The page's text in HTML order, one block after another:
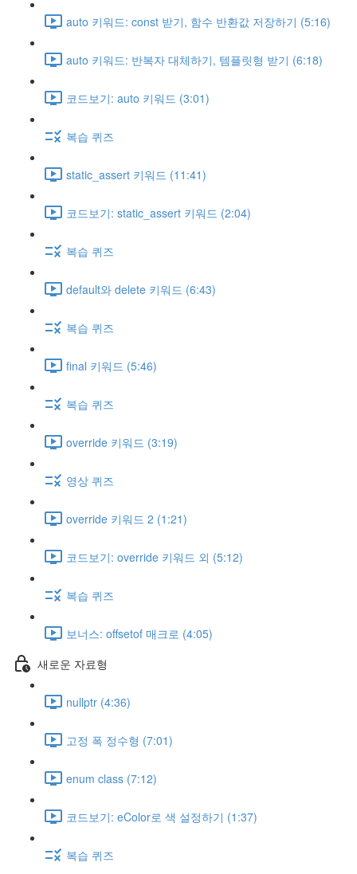
auto 키워드: const 받기, 함수 반환값 저장하기 (5:16)
auto 키워드: 반복자 대체하기, 템플릿형 받기 (6:18)
코드보기: auto 키워드 (3:01)
복습 퀴즈
static_assert 키워드 (11:41)
코드보기: static_assert 키워드 (2:04)
복습 퀴즈
default와 delete 키워드 (6:43)
복습 퀴즈
final 키워드 (5:46)
복습 퀴즈
override 키워드 (3:19)
영상 퀴즈
override 키워드 2 (1:21)
코드보기: override 키워드 외 (5:12)
복습 퀴즈
보너스: offsetof 매크로 (4:05)
새로운 자료형
nullptr (4:36)
고정 폭 정수형 (7:01)
enum class (7:12)
코드보기: eColor로 색 설정하기 (1:37)
복습 퀴즈